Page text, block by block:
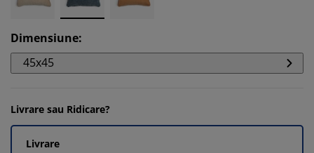
Dimensiune:
45x45
Livrare sau Ridicare?
Livrare